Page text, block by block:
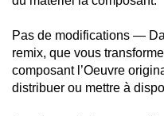
Pas de modifications —
remix, que vous
composant l’Oeuvre
distribuer ou mettre à